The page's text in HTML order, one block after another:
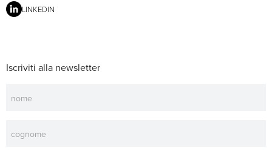
LINKEDIN
Iscriviti alla newsletter